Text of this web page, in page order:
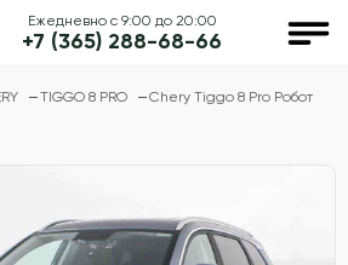
Ежедневно с 9:00 до 20:00
+7 (365) 288-68-66
TIGGO 8 PRO
Chery Tiggo 8 Pro Робот